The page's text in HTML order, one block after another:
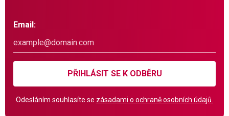
Email:
PŘIHLÁSIT SE K ODBĚRU
Odesláním souhlasíte se zásadami o ochraně osobních údajů.